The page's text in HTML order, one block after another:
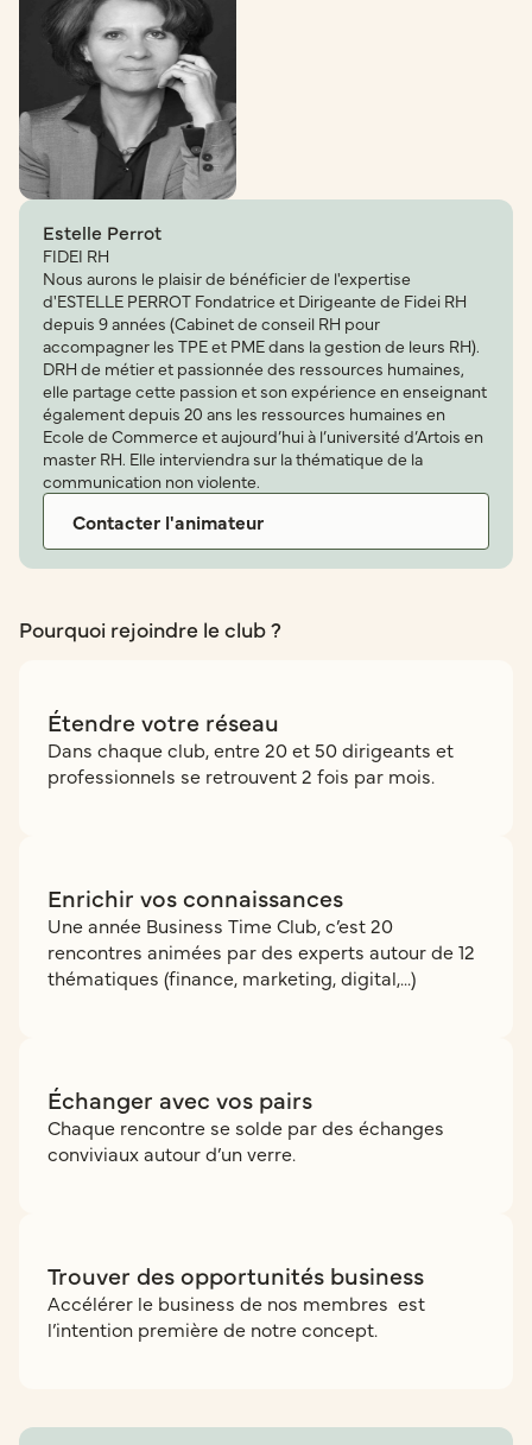
Estelle Perrot
FIDEI RH
Nous aurons le plaisir de bénéficier de l'expertise
d'ESTELLE PERROT Fondatrice et Dirigeante de Fidei RH
depuis 9 années (Cabinet de conseil RH pour
accompagner les TPE et PME dans la gestion de leurs RH).
DRH de métier et passionnée des ressources humaines,
elle partage cette passion et son expérience en enseignant
également depuis 20 ans les ressources humaines en
Ecole de Commerce et aujourd’hui à l’université d’Artois en
master RH. Elle interviendra sur la thématique de la
communication non violente.
Contacter l'animateur
Pourquoi rejoindre le club ?
Étendre votre réseau
Dans chaque club, entre 20 et 50 dirigeants et
professionnels se retrouvent 2 fois par mois.
Enrichir vos connaissances
Une année Business Time Club, c’est 20
rencontres animées par des experts autour de 12
thématiques (finance, marketing, digital,...)
Échanger avec vos pairs
Chaque rencontre se solde par des échanges
conviviaux autour d’un verre.
Trouver des opportunités business
Accélérer le business de nos membres est
l’intention première de notre concept.